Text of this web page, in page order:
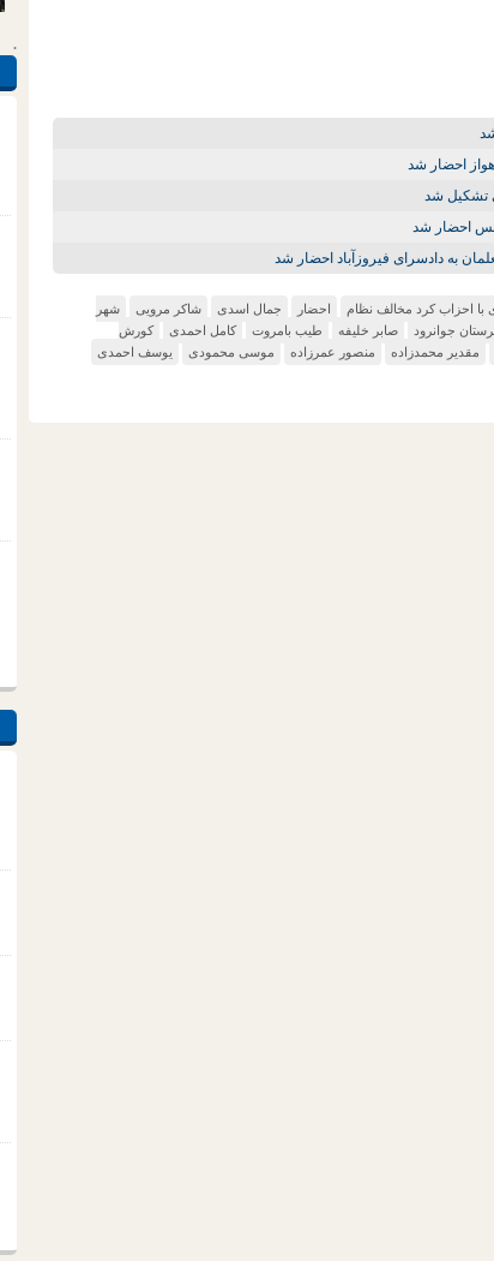
.
احضار شد
تشکیل شد
احضار شد
به دادسرای فیروزآباد احضار شد
با احزاب کرد مخالف نظام احضار جمال اسدی شاکر مرویی
شهر
جوانرود صابر خلیفه طیب بامروت کامل احمدی
کورش
مقدیر محمدزادە منصور عمرزاده موسی محمودی یوسف احمدی